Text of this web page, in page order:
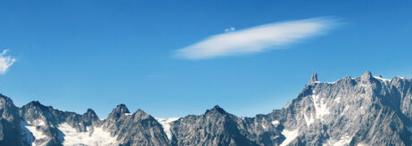
田舎（村・町）
名門・名物ホテルに泊まる
内旅行
季節の風景 特別企画
ラグジュアリーバスでめぐる